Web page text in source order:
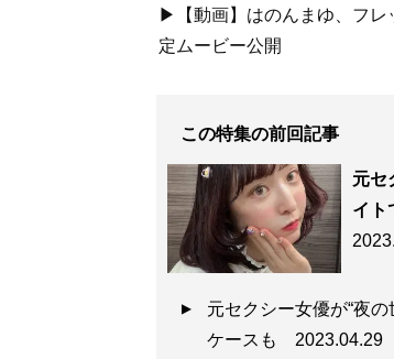
▶【動画】はのんまゆ、フレ
定ムービー公開
この特集の前回記事
元セ
イト
元セクシー女優が“夜
ケースも 2023.04.29